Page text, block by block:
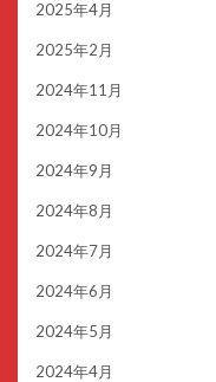
2025年4月
2025年2月
2024年11月
2024年10月
2024年9月
2024年8月
2024年7月
2024年6月
2024年5月
2024年4月